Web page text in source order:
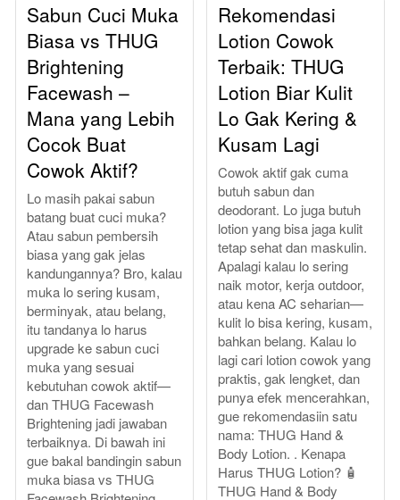
Sabun Cuci Muka
Biasa vs THUG
Brightening
Facewash –
Mana yang Lebih
Cocok Buat
Cowok Aktif?
Lo masih pakai sabun
batang buat cuci muka?
Atau sabun pembersih
biasa yang gak jelas
kandungannya? Bro, kalau
muka lo sering kusam,
berminyak, atau belang,
itu tandanya lo harus
upgrade ke sabun cuci
muka yang sesuai
kebutuhan cowok aktif—
dan THUG Facewash
Brightening jadi jawaban
terbaiknya. Di bawah ini
gue bakal bandingin sabun
muka biasa vs THUG
Rekomendasi
Lotion Cowok
Terbaik: THUG
Lotion Biar Kulit
Lo Gak Kering &
Kusam Lagi
Cowok aktif gak cuma
butuh sabun dan
deodorant. Lo juga butuh
lotion yang bisa jaga kulit
tetap sehat dan maskulin.
Apalagi kalau lo sering
naik motor, kerja outdoor,
atau kena AC seharian—
kulit lo bisa kering, kusam,
bahkan belang. Kalau lo
lagi cari lotion cowok yang
praktis, gak lengket, dan
punya efek mencerahkan,
gue rekomendasiin satu
nama: THUG Hand &
Body Lotion. . Kenapa
Harus THUG Lotion? 🧴
THUG Hand & Body